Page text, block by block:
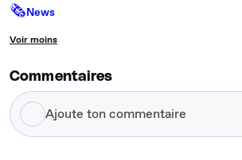
🗞News
Voir moins
Commentaires
Ajoute
ton